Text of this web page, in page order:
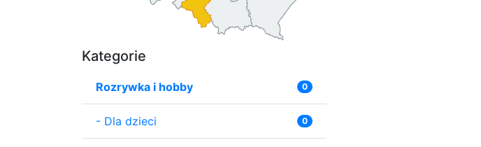
Kategorie
Rozrywka i hobby 0
- Dla dzieci 0